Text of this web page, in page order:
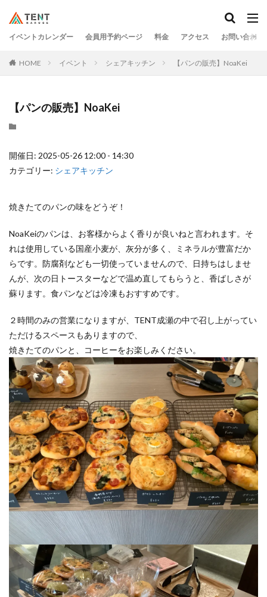
イベントカレンダー 会員用予約ページ 料金 アクセス お問い合わせ
HOME イベント シェアキッチン 【パンの販売】NoaKei
【パンの販売】NoaKei
開催日: 2025-05-26 12:00 - 14:30
カテゴリー: シェアキッチン
焼きたてのパンの味をどうぞ！
NoaKeiのパンは、お客様からよく香りが良いねと言われます。そ
れは使用している国産小麦が、灰分が多く、ミネラルが豊富だか
らです。防腐剤なども一切使っていませんので、日持ちはしませ
んが、次の日トースターなどで温め直してもらうと、香ばしさが
蘇ります。食パンなどは冷凍もおすすめです。
２時間のみの営業になりますが、TENT成瀬の中で召し上がってい
ただけるスペースもありますので、
焼きたてのパンと、コーヒーをお楽しみください。